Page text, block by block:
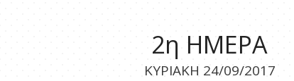
2η ΗΜΕΡΑ
ΚΥΡΙΑΚΗ 24/09/2017